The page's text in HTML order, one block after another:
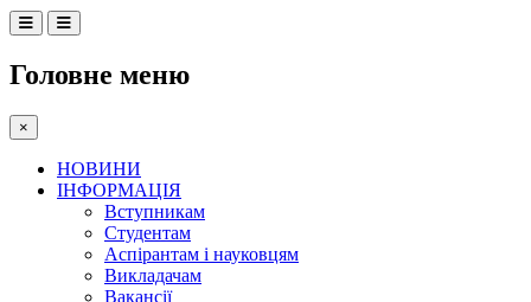
Головне меню
×
НОВИНИ
ІНФОРМАЦІЯ
Вступникам
Студентам
Аспірантам і науковцям
Викладачам
Вакансії